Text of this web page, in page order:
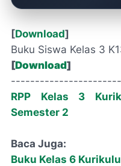
[Download]
Buku Siswa Kelas 3
[Download]
RPP Kelas 3
Semester 2
Baca Juga:
Buku Kelas 6